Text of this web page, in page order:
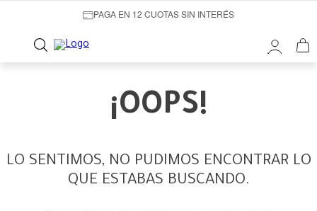
PAGA EN 12 CUOTAS SIN INTERÉS
¡OOPS!
LO SENTIMOS, NO PUDIMOS ENCONTRAR LO
QUE ESTABAS BUSCANDO.